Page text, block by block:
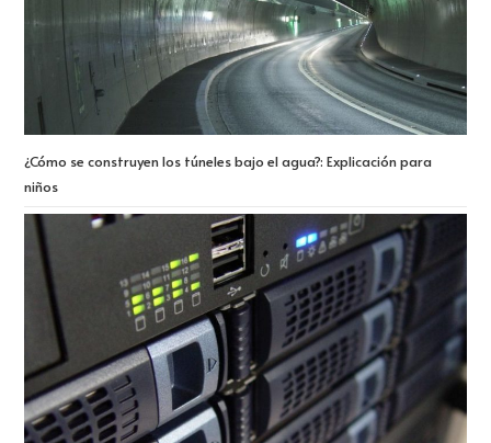
¿Cómo se construyen los túneles bajo el agua?: Explicación para
niños